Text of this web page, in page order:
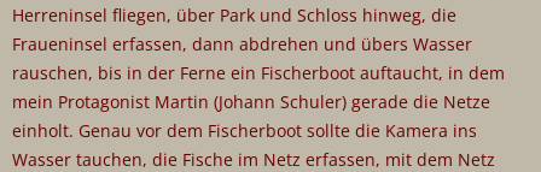
Herreninsel fliegen, über Park und Schloss hinweg, die
Fraueninsel erfassen, dann abdrehen und übers Wasser
rauschen, bis in der Ferne ein Fischerboot auftaucht, in dem
mein Protagonist Martin (Johann Schuler) gerade die Netze
einholt. Genau vor dem Fischerboot sollte die Kamera ins
Wasser tauchen, die Fische im Netz erfassen, mit dem Netz